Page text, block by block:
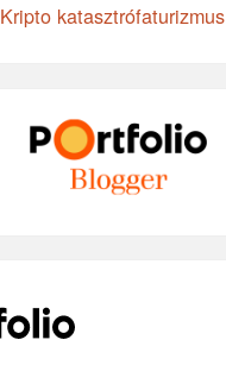
Kripto katasztrófaturizmus